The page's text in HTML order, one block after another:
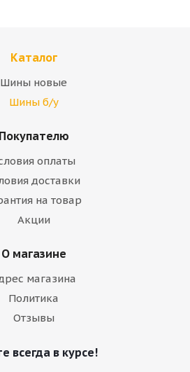
Каталог
Шины новые
Шины б/у
Покупателю
оплаты
доставки
на товар
Акции
О магазине
магазина
Политика
Отзывы
всегда в курсе!